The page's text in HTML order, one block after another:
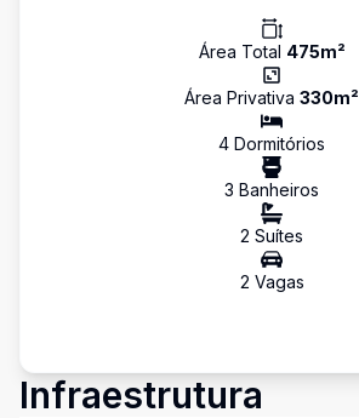
Área Total 475m²
Área Privativa 330m²
4 Dormitórios
3 Banheiros
2 Suítes
2 Vagas
Infraestrutura